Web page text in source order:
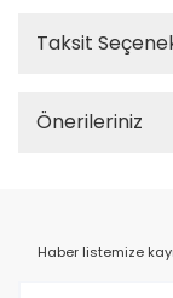
Taksit
Önerileriniz
Haber listemize